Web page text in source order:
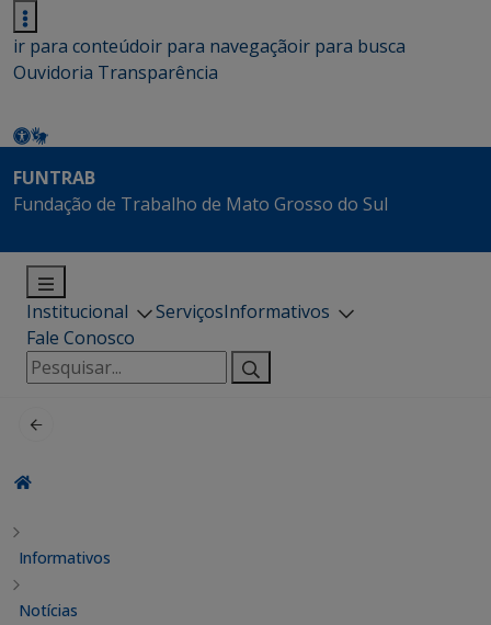
ir para conteúdoir para navegaçãoir para busca
Ouvidoria Transparência
FUNTRAB
Fundação de Trabalho de Mato Grosso do Sul
Institucional ServiçosInformativos
Fale Conosco
Pesquisar
por:
Informativos
Notícias